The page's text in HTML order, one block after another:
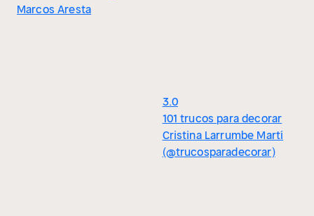
Marcos Aresta
3.0
101 trucos para decorar
Cristina Larrumbe Martí
(@trucosparadecorar)